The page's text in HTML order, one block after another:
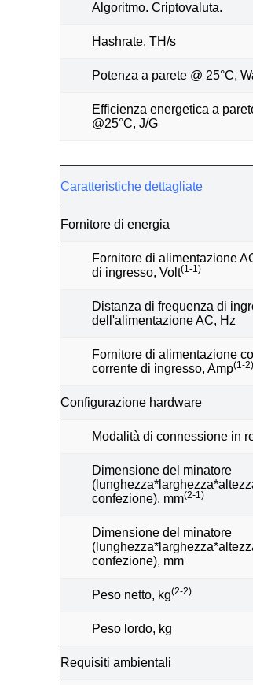
Algoritmo. Criptovaluta.
Hashrate, TH/s
Potenza a parete @ 25°C,
Efficienza energetica a
@25°C, J/G
Caratteristiche dettagliate
Fornitore di energia
Fornitore di alimentazione
di ingresso, Volt(1-1)
Distanza di frequenza di
dell'alimentazione AC, Hz
Fornitore di alimentazione
corrente di ingresso, Amp(1-2)
Configurazione hardware
Modalità di connessione in
Dimensione del minatore
confezione), mm(2-1)
Dimensione del minatore
confezione), mm
Peso netto, kg(2-2)
Peso lordo, kg
Requisiti ambientali